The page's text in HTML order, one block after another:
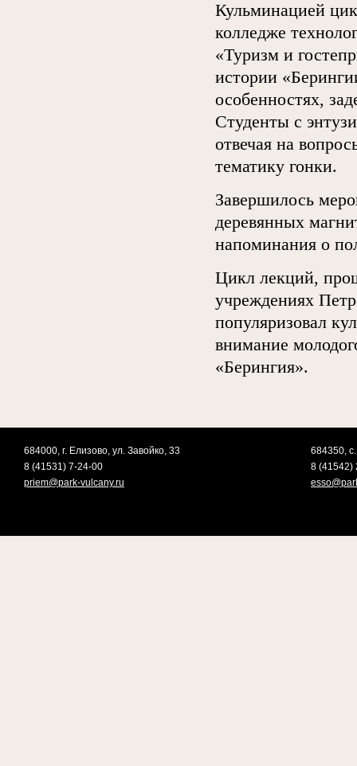
Кульминацией
колледже
«Туризм и
истории
особенностях,
Студенты с
отвечая на
тематику гонки.
Завершилось
деревянных
напоминания о
Цикл лекций,
учреждениях
популяризовал
внимание
«Берингия».
684000, г. Елизово, ул. Завойко, 33
8 (41531) 7-24-00
priem@park-vulcany.ru
684350,
8 (41542)